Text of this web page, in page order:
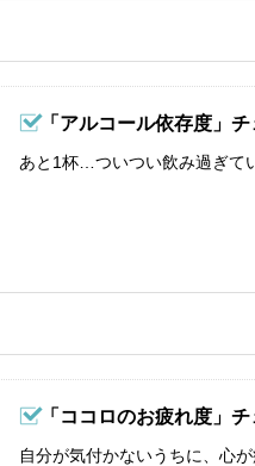
「アルコール依存度」チ
あと1杯…ついつい飲み過ぎて
「ココロのお疲れ度」チ
自分が気付かないうちに、心